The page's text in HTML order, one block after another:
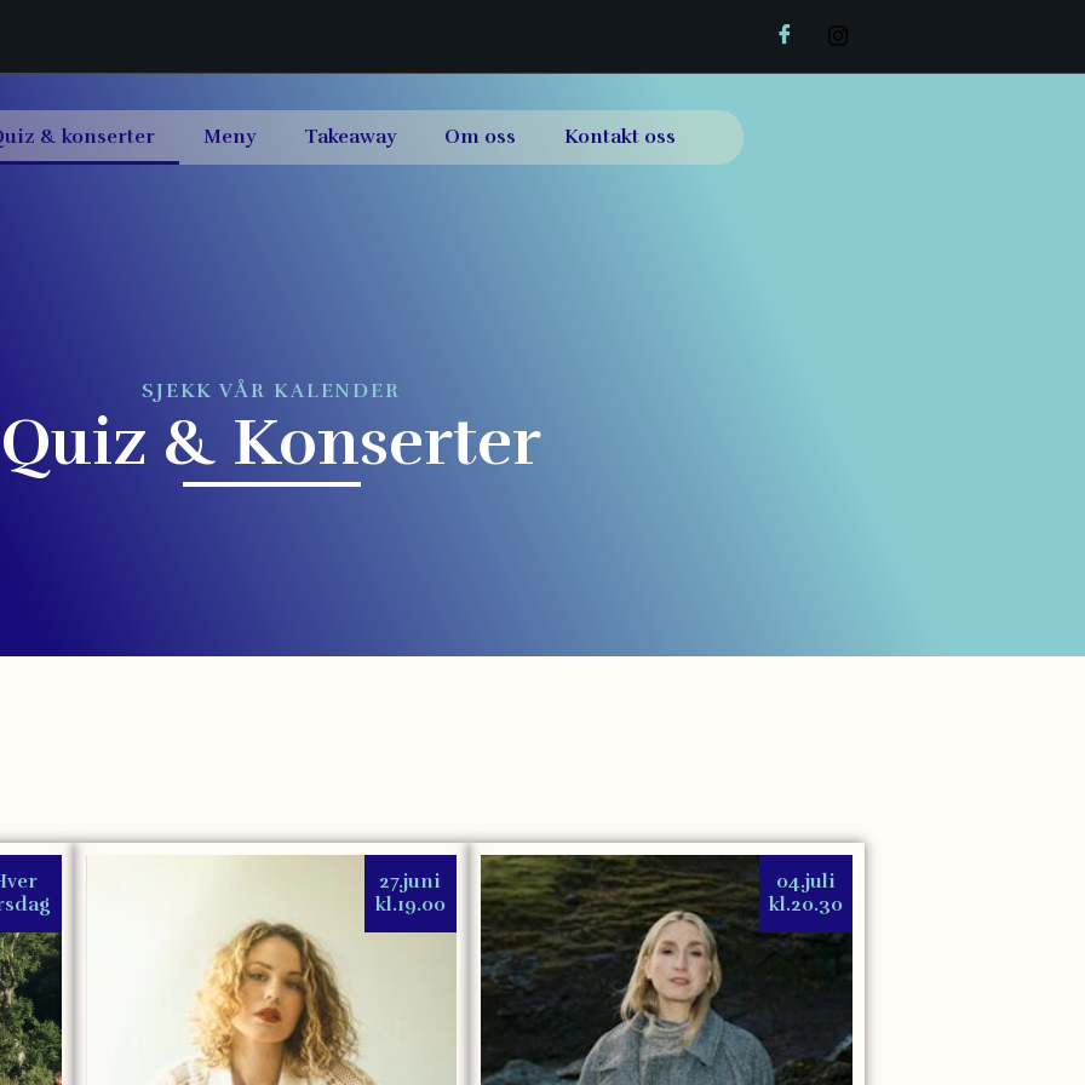
& konserter Meny Takeaway Om oss Kontakt oss
SJEKK VÅR KALENDER
Quiz & Konserter
27.juni
kl.19.00
04.juli
kl.20.30